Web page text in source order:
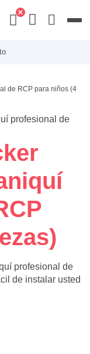
de RCP para niños (4
profesional de
de instalar usted